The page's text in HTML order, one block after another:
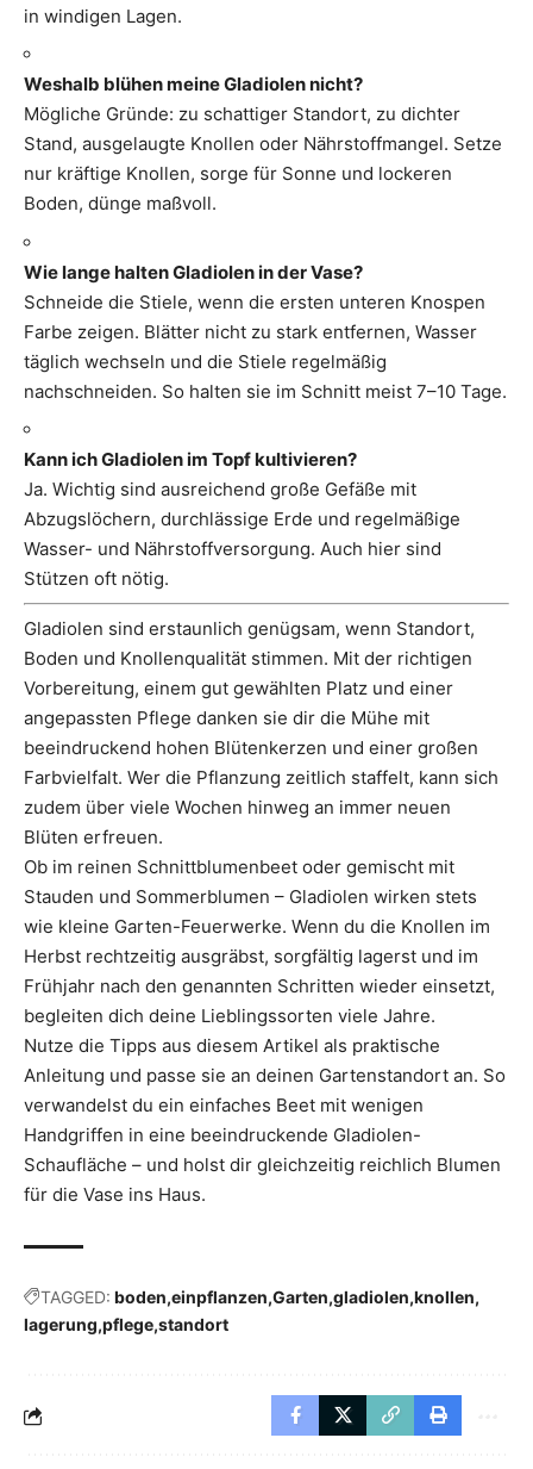
in windigen Lagen.
Weshalb blühen meine Gladiolen nicht?
Mögliche Gründe: zu schattiger Standort, zu dichter
Stand, ausgelaugte Knollen oder Nährstoffmangel. Setze
nur kräftige Knollen, sorge für Sonne und lockeren
Boden, dünge maßvoll.
Wie lange halten Gladiolen in der Vase?
Schneide die Stiele, wenn die ersten unteren Knospen
Farbe zeigen. Blätter nicht zu stark entfernen, Wasser
täglich wechseln und die Stiele regelmäßig
nachschneiden. So halten sie im Schnitt meist 7–10 Tage.
Kann ich Gladiolen im Topf kultivieren?
Ja. Wichtig sind ausreichend große Gefäße mit
Abzugslöchern, durchlässige Erde und regelmäßige
Wasser- und Nährstoffversorgung. Auch hier sind
Stützen oft nötig.
Gladiolen sind erstaunlich genügsam, wenn Standort,
Boden und Knollenqualität stimmen. Mit der richtigen
Vorbereitung, einem gut gewählten Platz und einer
angepassten Pflege danken sie dir die Mühe mit
beeindruckend hohen Blütenkerzen und einer großen
Farbvielfalt. Wer die Pflanzung zeitlich staffelt, kann sich
zudem über viele Wochen hinweg an immer neuen
Blüten erfreuen.
Ob im reinen Schnittblumenbeet oder gemischt mit
Stauden und Sommerblumen – Gladiolen wirken stets
wie kleine Garten-Feuerwerke. Wenn du die Knollen im
Herbst rechtzeitig ausgräbst, sorgfältig lagerst und im
Frühjahr nach den genannten Schritten wieder einsetzt,
begleiten dich deine Lieblingssorten viele Jahre.
Nutze die Tipps aus diesem Artikel als praktische
Anleitung und passe sie an deinen Gartenstandort an. So
verwandelst du ein einfaches Beet mit wenigen
Handgriffen in eine beeindruckende Gladiolen-
Schaufläche – und holst dir gleichzeitig reichlich Blumen
für die Vase ins Haus.
TAGGED: boden einpflanzen Garten gladiolen knollen
lagerung pflege standort